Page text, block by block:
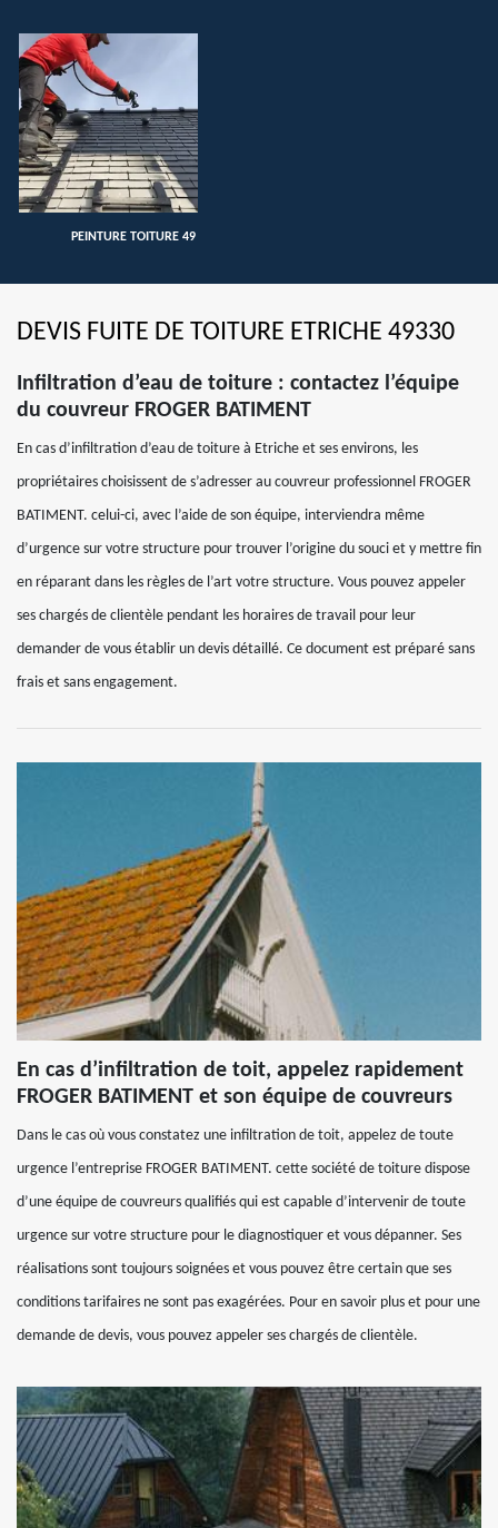
PEINTURE TOITURE 49
DEVIS FUITE DE TOITURE ETRICHE 49330
Infiltration d’eau de toiture : contactez l’équipe
du couvreur FROGER BATIMENT
En cas d’infiltration d’eau de toiture à Etriche et ses environs, les
propriétaires choisissent de s’adresser au couvreur professionnel FROGER
BATIMENT. celui-ci, avec l’aide de son équipe, interviendra même
d’urgence sur votre structure pour trouver l’origine du souci et y mettre fin
en réparant dans les règles de l’art votre structure. Vous pouvez appeler
ses chargés de clientèle pendant les horaires de travail pour leur
demander de vous établir un devis détaillé. Ce document est préparé sans
frais et sans engagement.
En cas d’infiltration de toit, appelez rapidement
FROGER BATIMENT et son équipe de couvreurs
Dans le cas où vous constatez une infiltration de toit, appelez de toute
urgence l’entreprise FROGER BATIMENT. cette société de toiture dispose
d’une équipe de couvreurs qualifiés qui est capable d’intervenir de toute
urgence sur votre structure pour le diagnostiquer et vous dépanner. Ses
réalisations sont toujours soignées et vous pouvez être certain que ses
conditions tarifaires ne sont pas exagérées. Pour en savoir plus et pour une
demande de devis, vous pouvez appeler ses chargés de clientèle.